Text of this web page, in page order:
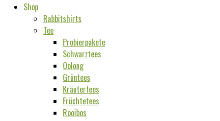
Shop
Rabbitshirts
Tee
Probierpakete
Schwarztees
Oolong
Grüntees
Kräutertees
Früchtetees
Rooibos